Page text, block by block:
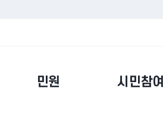
민원 시민참여